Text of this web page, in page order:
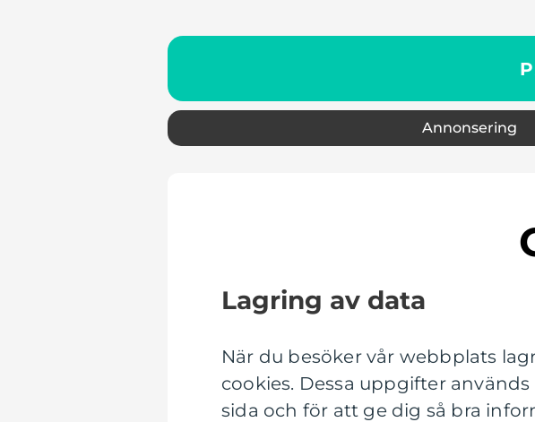
Annonsering
Lagring av data
När du besöker vår webbplats
cookies. Dessa uppgifter
sida och för att ge dig så bra